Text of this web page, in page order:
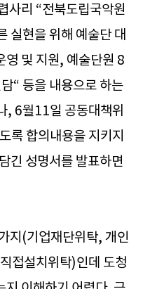
사리 “전북도립국악원
실현을 위해 예술단 대
영 및 지원, 예술단원 8
“ 등을 내용으로 하는
, 6월11일 공동대책위
록 합의내용을 지키지
긴 성명서를 발표하면
지(기업재단위탁, 개인
접설치위탁)인데 도청